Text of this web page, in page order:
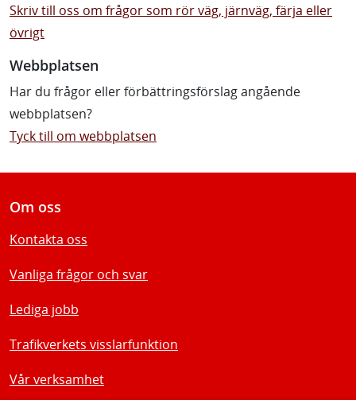
Skriv till oss om frågor som rör väg, järnväg, färja eller
övrigt
Webbplatsen
Har du frågor eller förbättringsförslag angående
webbplatsen?
Tyck till om webbplatsen
Om oss
Kontakta oss
Vanliga frågor och svar
Lediga jobb
Trafikverkets visslarfunktion
Vår verksamhet